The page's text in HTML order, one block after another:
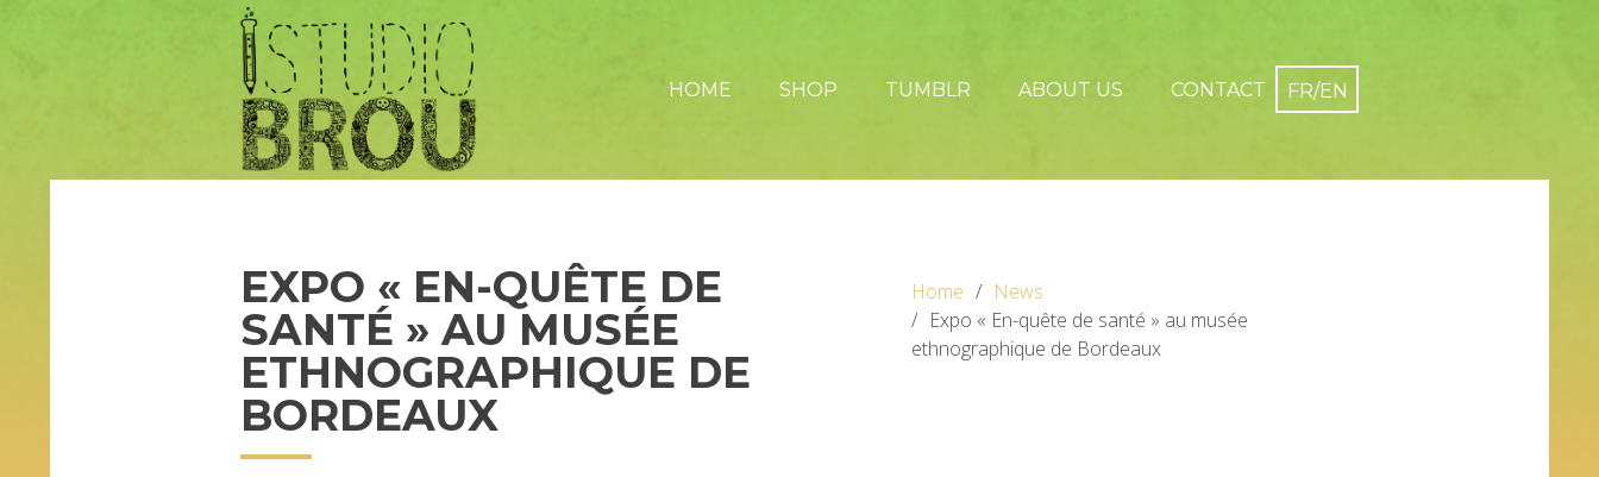
HOME SHOP TUMBLR ABOUT US CONTACT
EXPO « EN-QUÊTE DE
SANTÉ » AU MUSÉE
ETHNOGRAPHIQUE DE
BORDEAUX
Home
News
Expo « En-quête de santé » au musée
ethnographique de Bordeaux